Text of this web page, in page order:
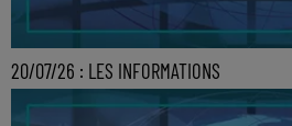
20/07/26 : LES INFORMATIONS